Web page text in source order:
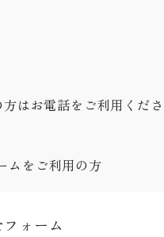
はお電話をご利用くださ
ムをご利用の方
ォーム